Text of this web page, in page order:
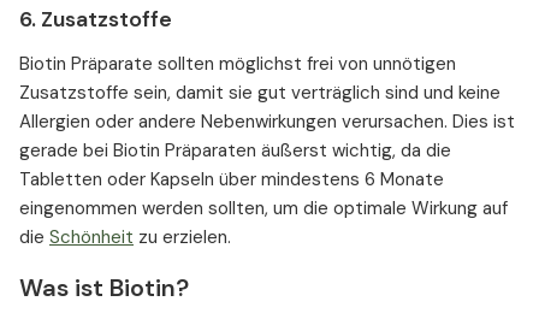
6. Zusatzstoffe
Biotin Präparate sollten möglichst frei von unnötigen
Zusatzstoffe sein, damit sie gut verträglich sind und keine
Allergien oder andere Nebenwirkungen verursachen. Dies ist
gerade bei Biotin Präparaten äußerst wichtig, da die
Tabletten oder Kapseln über mindestens 6 Monate
eingenommen werden sollten, um die optimale Wirkung auf
die Schönheit zu erzielen.
Was ist Biotin?